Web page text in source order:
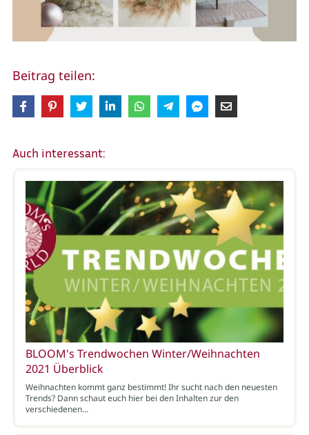
Beitrag teilen:
Auch interessant:
BLOOM's Trendwochen Winter/Weihnachten
2021 Überblick
Weihnachten kommt ganz bestimmt! Ihr sucht nach den neuesten
Trends? Dann schaut euch hier bei den Inhalten zur den
verschiedenen…